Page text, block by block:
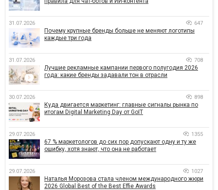
31.07.2026 647
Почему крупные бренды больше не меняют логотипы
каждые три года
31.07.2026 708
Лучшие рекламные кампании первого полугодия 2026
года: какие бренды задавали тон в отрасли
30.07.2026 898
Куда двигается маркетинг: главные сигналы рынка по
итогам Digital Marketing Day от GoIT
29.07.2026 1355
67 % маркетологов до сих пор допускают одну и ту же
ошибку, хотя знают, что она не работает
29.07.2026 1027
Наталья Морозова стала членом международного жюри
2026 Global Best of the Best Effie Awards